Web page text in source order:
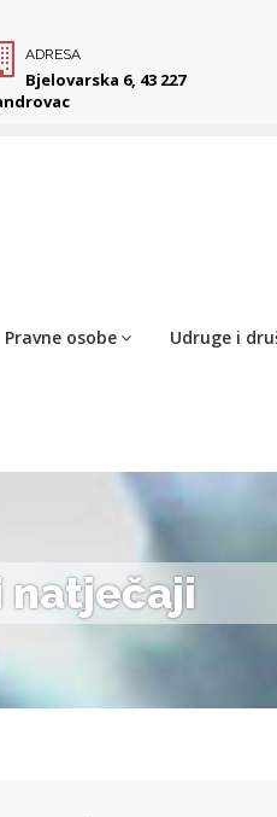
ADRESA
Bjelovarska 6, 43 227
Pravne osobe Udruge i
natječaji